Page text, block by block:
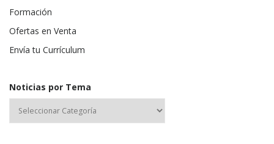
Formación
Ofertas en Venta
Envía tu Currículum
Noticias por Tema